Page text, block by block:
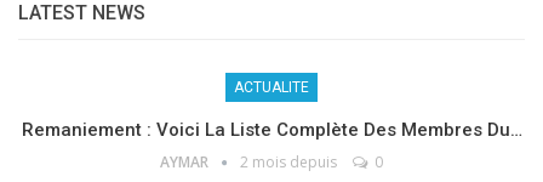
LATEST NEWS
ACTUALITE
Remaniement : Voici La Liste Complète Des Membres Du…
AYMAR 2 mois depuis 0